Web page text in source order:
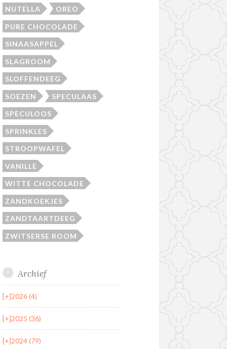
NUTELLA OREO
PURE CHOCOLADE
SINAASAPPEL
SLAGROOM
SLOFFENDEEG
SOEZEN SPECULAAS
SPECULOOS
SPRINKLES
STROOPWAFEL
VANILLE
WITTE CHOCOLADE
ZANDKOEKJES
ZANDTAARTDEEG
ZWITSERSE ROOM
Archief
[+]2026 (4)
[+]2025 (36)
[+]2024 (79)